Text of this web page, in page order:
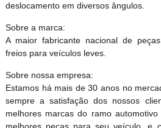
deslocamento em diversos ângulos.
Sobre a marca:
A maior fabricante nacional de
freios para veículos leves.
Sobre nossa empresa:
Estamos há mais de 30 anos no
sempre a satisfação dos nossos
melhores marcas do ramo